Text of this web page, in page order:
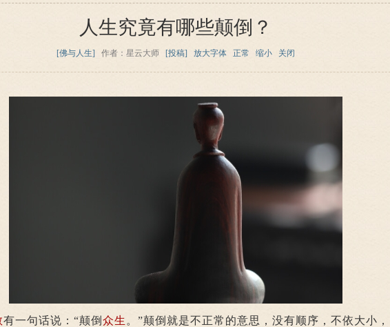
人生究竟有哪些颠倒？
[佛与人生] 作者：星云大师 [投稿] 放大字体 正常 缩小 关闭
有一句话说：“颠倒 众生 。”颠倒就是不正常的意思，没有顺序，不依大小，